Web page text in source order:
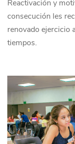
Reactivación y
consecución les
renovado ejercicio
tiempos.